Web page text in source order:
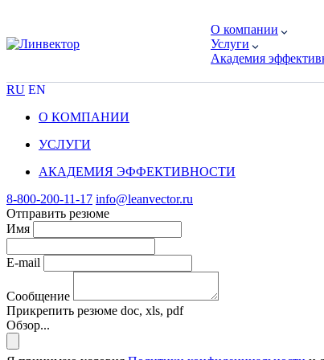
О компании
Услуги
Академия
RU EN
О КОМПАНИИ
УСЛУГИ
АКАДЕМИЯ ЭФФЕКТИВНОСТИ
8-800-200-11-17 info@leanvector.ru
Отправить резюме
Имя
E-mail
Сообщение
Прикрепить резюме doc, xls, pdf
Обзор...